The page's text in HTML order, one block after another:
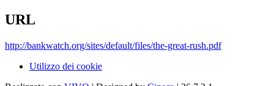
URL
http://bankwatch.org/sites/default/files/the-great-rush.pdf
Utilizzo dei cookie